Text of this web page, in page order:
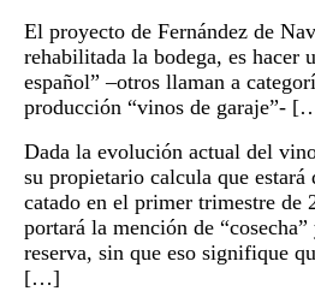
El proyecto de Fernández de
rehabilitada la bodega, es hacer
español” –otros llaman a
producción “vinos de garaje”-
Dada la evolución actual del
su propietario calcula que estará
catado en el primer trimestre de
portará la mención de
reserva, sin que eso signifique
[…]